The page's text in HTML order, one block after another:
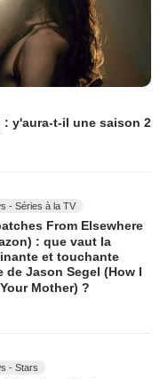
: y'aura-t-il une saison 2
- Séries à la TV
From Elsewhere
: que vaut la
et touchante
de Jason Segel (How I
Mother) ?
- Stars